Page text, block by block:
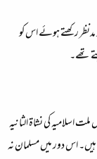
رکھتے ہوئے اس کو
تھے۔
وہند میں ملت اسلامیہ کی نشاۃ الثانیہ
اس دور میں مسلمان نہ